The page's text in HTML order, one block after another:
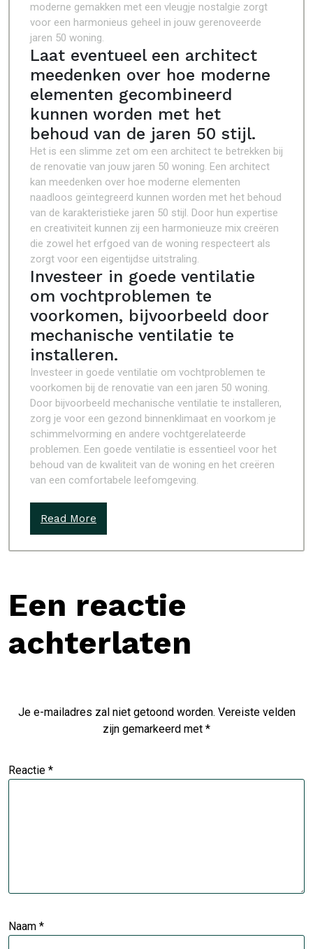
moderne gemakken met een vleugje nostalgie zorgt
voor een harmonieus geheel in jouw gerenoveerde
jaren 50 woning.
Laat eventueel een architect
meedenken over hoe moderne
elementen gecombineerd
kunnen worden met het
behoud van de jaren 50 stijl.
Het is een slimme zet om een architect te betrekken bij
de renovatie van jouw jaren 50 woning. Een architect
kan meedenken over hoe moderne elementen
naadloos geïntegreerd kunnen worden met het behoud
van de karakteristieke jaren 50 stijl. Door hun expertise
en creativiteit kunnen zij een harmonieuze mix creëren
die zowel het erfgoed van de woning respecteert als
zorgt voor een eigentijdse uitstraling.
Investeer in goede ventilatie
om vochtproblemen te
voorkomen, bijvoorbeeld door
mechanische ventilatie te
installeren.
Investeer in goede ventilatie om vochtproblemen te
voorkomen bij de renovatie van een jaren 50 woning.
Door bijvoorbeeld mechanische ventilatie te installeren,
zorg je voor een gezond binnenklimaat en voorkom je
schimmelvorming en andere vochtgerelateerde
problemen. Een goede ventilatie is essentieel voor het
behoud van de kwaliteit van de woning en het creëren
van een comfortabele leefomgeving.
Read More
Een reactie
achterlaten
Je e-mailadres zal niet getoond worden. Vereiste velden
zijn gemarkeerd met *
Reactie *
Naam *